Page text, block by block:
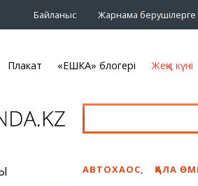
Байланыс Жарнама берушілерге
Плакат
Театрлар
Плакат «ЕШКА» блогері Жеңіс күні
АВТОХАОС, ҚАЛА